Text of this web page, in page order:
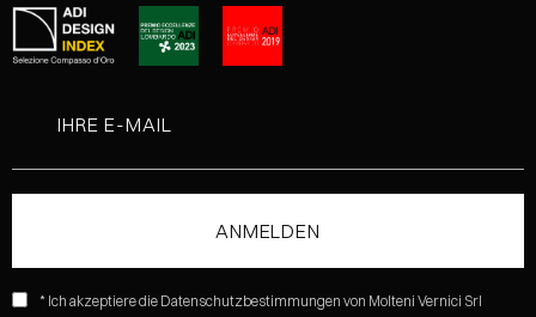
* Ich akzeptiere die Datenschutzbestimmungen von Molteni Vernici Srl